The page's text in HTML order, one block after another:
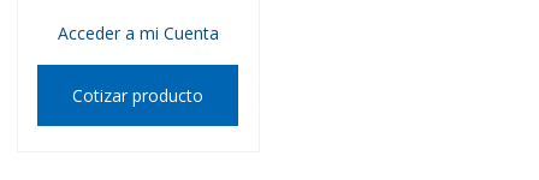
Acceder a mi Cuenta
Cotizar producto